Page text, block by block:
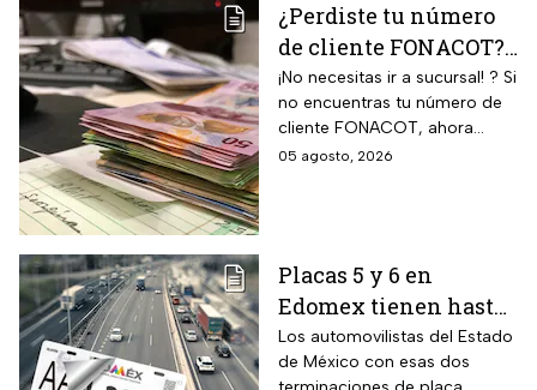
¿Perdiste tu número
de cliente FONACOT?
Así puedes
recuperarlo y
consultar tu crédito
2026
¡No necesitas ir a sucursal! ? Si
no encuentras tu número de
cliente FONACOT, ahora
puedes recuperarlo y
05 agosto, 2026
Placas 5 y 6 en
Edomex tienen hasta
el 31 de agosto 2026
para realizar la
Los automovilistas del Estado
de México con esas dos